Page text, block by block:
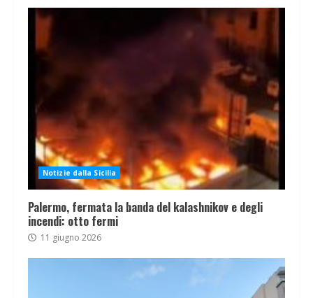
Notizie dalla Sicilia
Palermo, fermata la banda del kalashnikov e degli
incendi: otto fermi
11 giugno 2026